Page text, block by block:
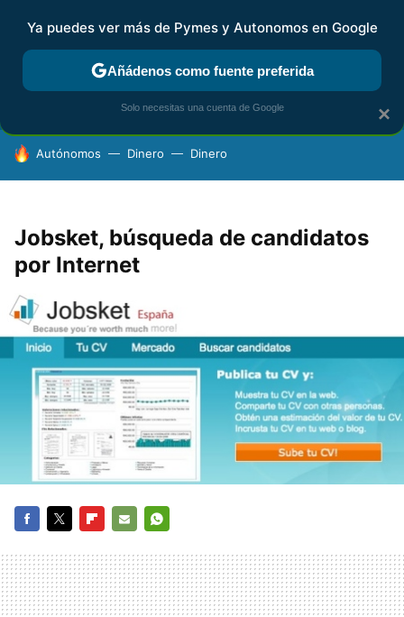
FISCALIDAD Y CONTABILIDAD KIT DIGITAL RENTA
HOY SE HABLA DE
Autónomos Dinero Dinero
Jobsket, búsqueda de candidatos
por Internet
MAIL
×
Ya puedes ver más de Pymes y Autonomos en Google
Añádenos como fuente preferida
Solo necesitas una cuenta de Google